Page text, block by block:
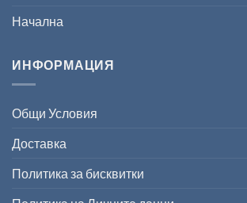
Начална
ИНФОРМАЦИЯ
Общи Условия
Доставка
Политика за бисквитки